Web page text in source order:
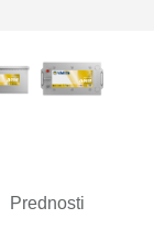
Prednosti